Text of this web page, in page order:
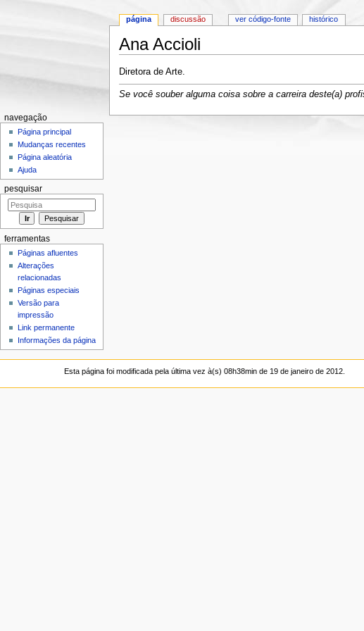
Ana Accioli
Diretora de Arte.
Se você souber alguma coisa sobre a carreira deste(a)
página discussão ver código-fonte histórico
navegação
Página principal
Mudanças recentes
Página aleatória
Ajuda
pesquisar
ferramentas
Páginas afluentes
Alterações
relacionadas
Páginas especiais
Versão para
impressão
Link permanente
Informações da página
Esta página foi modificada pela última vez à(s) 08h38min de 19 de janeiro de 2012.